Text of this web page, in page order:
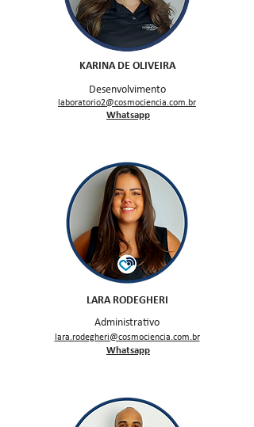
KARINA DE OLIVEIRA
Desenvolvimento
laboratorio2@cosmociencia.com.br
Whatsapp
LARA RODEGHERI
Administrativo
lara.rodegheri@cosmociencia.com.br
Whatsapp